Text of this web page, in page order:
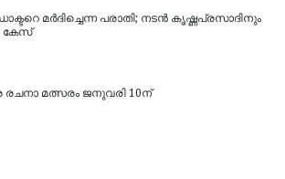
മർദിച്ചെന്ന പരാതി; നടൻ കൃഷ്ണപ്രസാദിനും
കേസ്
രചനാ മത്സരം ജനുവരി 10ന്